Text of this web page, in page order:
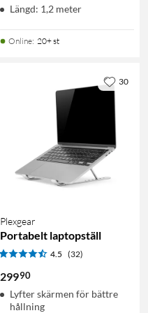
Längd: 1,2 meter
Online: 20+ st
Plexgear
Portabelt laptopställ
4.5 (32)
29990
Lyfter skärmen för bättre
hållning
30